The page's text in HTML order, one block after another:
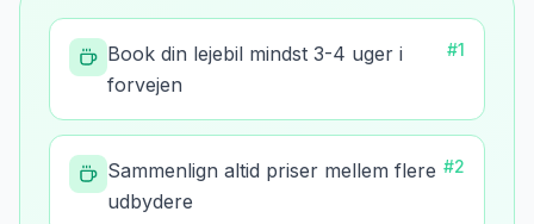
Book din lejebil mindst 3-4 uger i
forvejen
#1
Sammenlign altid priser mellem flere
udbydere
#2